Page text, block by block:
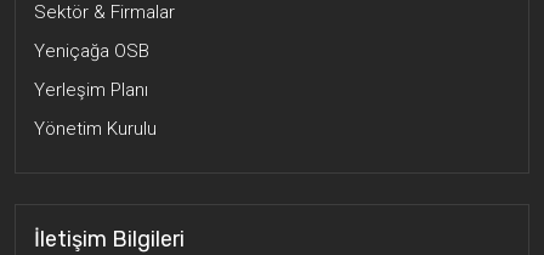
Sektör & Firmalar
Yeniçağa OSB
Yerleşim Planı
Yönetim Kurulu
İletişim Bilgileri